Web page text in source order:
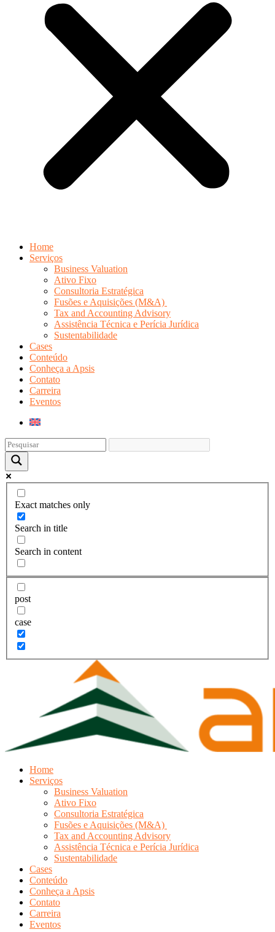
Home
Serviços
Business Valuation
Ativo Fixo
Consultoria Estratégica
Fusões e Aquisições (M&A)
Tax and Accounting Advisory
Assistência Técnica e Perícia Jurídica
Sustentabilidade
Cases
Conteúdo
Conheça a Apsis
Contato
Carreira
Eventos
Exact matches only
Search in title
Search in content
post
case
Home
Serviços
Business Valuation
Ativo Fixo
Consultoria Estratégica
Fusões e Aquisições (M&A)
Tax and Accounting Advisory
Assistência Técnica e Perícia Jurídica
Sustentabilidade
Cases
Conteúdo
Conheça a Apsis
Contato
Carreira
Eventos